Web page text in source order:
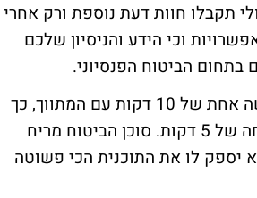
תקבלו חוות דעת נוספת ורק אחרי
וכי הידע והניסיון שלכם
הביטוח הפנסיוני.
מדובר בעתיד הכלכלי שלכם, בדיוק כפי שלא תקנו בית אחרי פגישה אחת של 10 דקות עם המתווך, כך
אתם לא אמורים להחליט על עתיד כספי הפרישה שלכם אחרי שיחה של 5 דקות. סוכן הביטוח מריח
יספק לו את התוכנית הכי פשוטה